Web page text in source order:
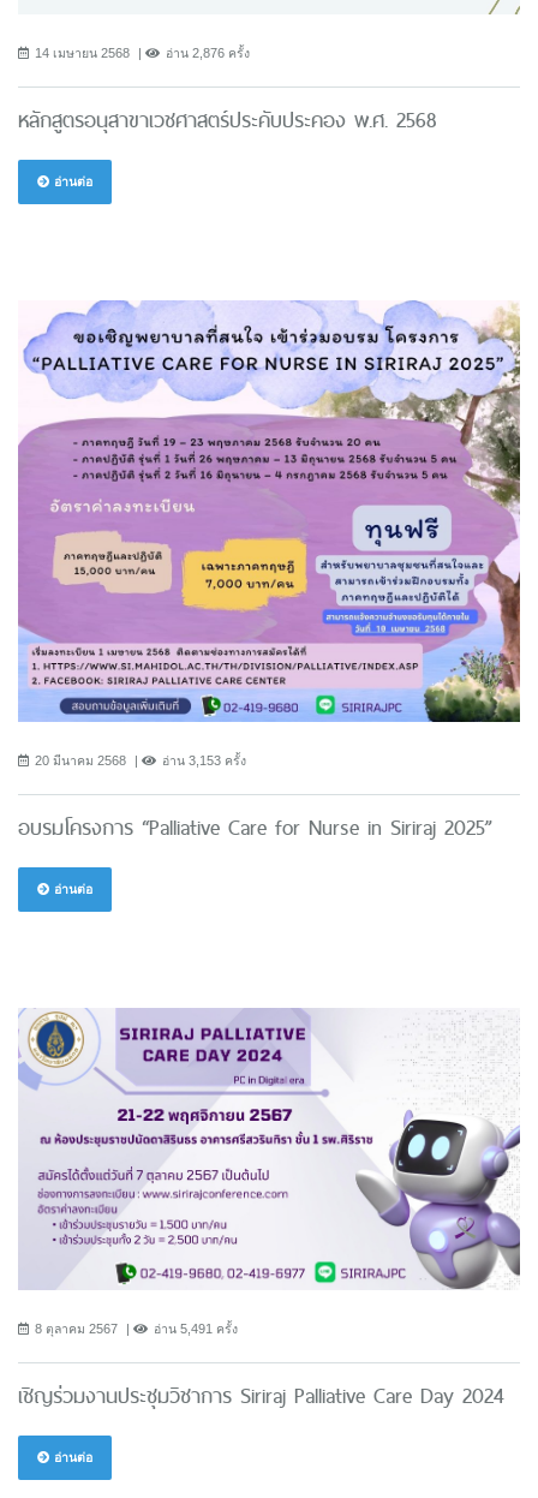
14 เมษายน 2568 อ่าน 2,876 ครั้ง
หลักสูตรอนุสาขาเวชศาสตร์ประคับประคอง พ.ศ. 2568
อ่านต่อ
20 มีนาคม 2568 อ่าน 3,153 ครั้ง
อบรมโครงการ “Palliative Care for Nurse in Siriraj 2025”
อ่านต่อ
8 ตุลาคม 2567 อ่าน 5,491 ครั้ง
เชิญร่วมงานประชุมวิชาการ Siriraj Palliative Care Day 2024
อ่านต่อ